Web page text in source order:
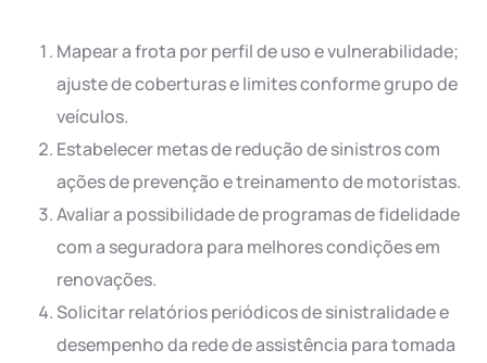
Mapear a frota por perfil de uso e vulnerabilidade;
ajuste de coberturas e limites conforme grupo de
veículos.
Estabelecer metas de redução de sinistros com
ações de prevenção e treinamento de motoristas.
Avaliar a possibilidade de programas de fidelidade
com a seguradora para melhores condições em
renovações.
Solicitar relatórios periódicos de sinistralidade e
desempenho da rede de assistência para tomada